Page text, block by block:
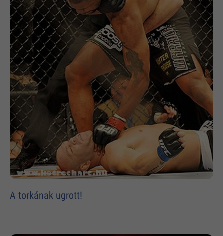
A torkának ugrott!